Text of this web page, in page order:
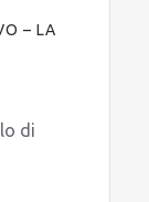
– LA
di